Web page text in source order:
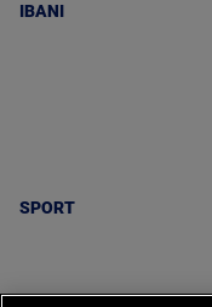
IBANI
SPORT